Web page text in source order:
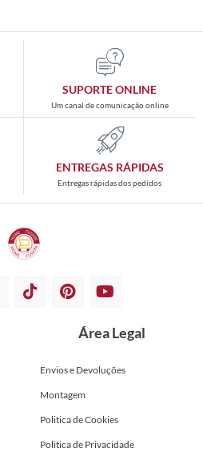
SUPORTE ONLINE
Um canal de comunicação online
ENTREGAS RÁPIDAS
Entregas rápidas dos pedidos
Área Legal
Envios e Devoluções
Montagem
Politica de Cookies
Politica de Privacidade